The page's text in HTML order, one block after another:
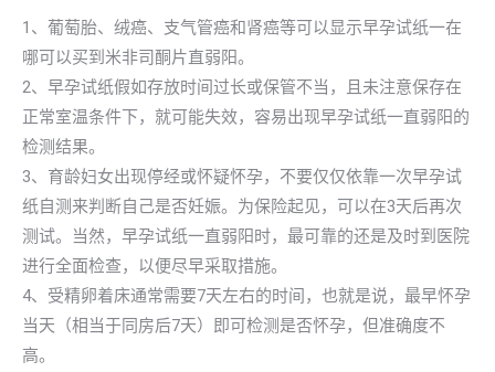
1、葡萄胎、绒癌、支气管癌和肾癌等可以显示早孕试纸一在
哪可以买到米非司酮片直弱阳。
2、早孕试纸假如存放时间过长或保管不当，且未注意保存在
正常室温条件下，就可能失效，容易出现早孕试纸一直弱阳的
检测结果。
3、育龄妇女出现停经或怀疑怀孕，不要仅仅依靠一次早孕试
纸自测来判断自己是否妊娠。为保险起见，可以在3天后再次
测试。当然，早孕试纸一直弱阳时，最可靠的还是及时到医院
进行全面检查，以便尽早采取措施。
4、受精卵着床通常需要7天左右的时间，也就是说，最早怀孕
当天（相当于同房后7天）即可检测是否怀孕，但准确度不
高。